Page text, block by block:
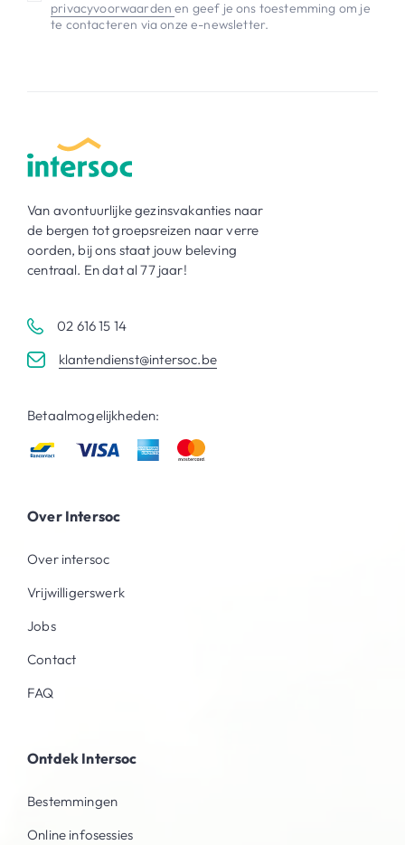
privacyvoorwaardenen geef je ons toestemming om je
te contacteren via onze e-newsletter.
Van avontuurlijke gezinsvakanties naar
de bergen tot groepsreizen naar verre
oorden, bij ons staat jouw beleving
centraal. En dat al 77 jaar!
02 616 15 14
klantendienst@intersoc.be
Betaalmogelijkheden:
Over Intersoc
Over intersoc
Vrijwilligerswerk
Jobs
Contact
FAQ
Ontdek Intersoc
Bestemmingen
Online infosessies